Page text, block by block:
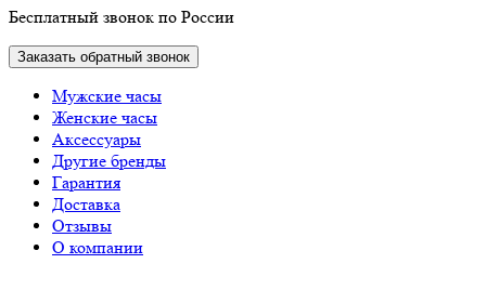
Бесплатный звонок по России
Заказать обратный звонок
Мужские часы
Женские часы
Аксессуары
Другие бренды
Гарантия
Доставка
Отзывы
О компании